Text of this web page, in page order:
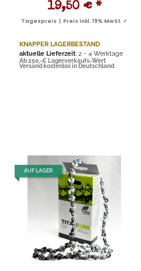
19,50 € *
Tagespreis | Preis inkl. 19% MwSt. ✓
KNAPPER LAGERBESTAND
aktuelle Lieferzeit: 2 - 4 Werktage
Ab 250,-€ Lagerverkaufs-Wert
Versand kostenlos in Deutschland
AUF LAGER